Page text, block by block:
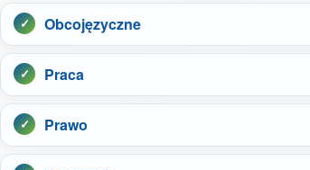
Obcojęzyczne
Praca
Prawo